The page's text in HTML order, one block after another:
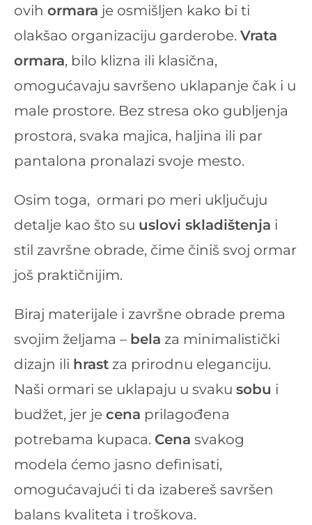
ovih ormara je osmišljen kako bi ti
olakšao organizaciju garderobe. Vrata
ormara, bilo klizna ili klasična,
omogućavaju savršeno uklapanje čak i u
male prostore. Bez stresa oko gubljenja
prostora, svaka majica, haljina ili par
pantalona pronalazi svoje mesto.
Osim toga, ormari po meri uključuju
detalje kao što su uslovi skladištenja i
stil završne obrade, čime činiš svoj ormar
još praktičnijim.
Biraj materijale i završne obrade prema
svojim željama – bela za minimalistički
dizajn ili hrast za prirodnu eleganciju.
Naši ormari se uklapaju u svaku sobu i
budžet, jer je cena prilagođena
potrebama kupaca. Cena svakog
modela ćemo jasno definisati,
omogućavajući ti da izabereš savršen
balans kvaliteta i troškova.